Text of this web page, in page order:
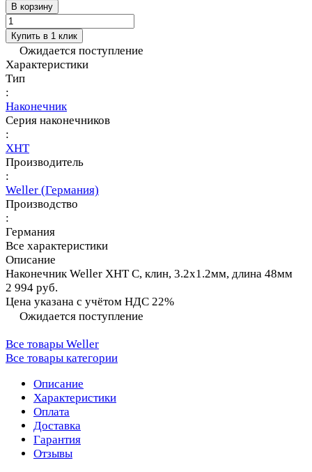
В корзину
Купить в 1 клик
Ожидается поступление
Характеристики
Тип
:
Наконечник
Серия наконечников
:
XHT
Производитель
:
Weller (Германия)
Производство
:
Германия
Все характеристики
Описание
Наконечник Weller XHT C, клин, 3.2х1.2мм, длина 48мм
2 994 руб.
Цена указана с учётом НДС 22%
Ожидается поступление
Все товары Weller
Все товары категории
Описание
Характеристики
Оплата
Доставка
Гарантия
Отзывы